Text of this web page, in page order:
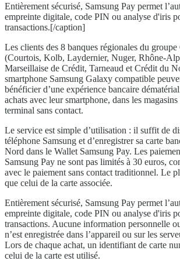
Entièrement sécurisé, Samsung Pay permet
empreinte digitale, code PIN ou analyse d'iris
transactions.[/caption]
Les clients des 8 banques régionales du
(Courtois, Kolb, Laydernier, Nuger, Rhône-
Marseillaise de Crédit, Tarneaud et Crédit du
smartphone Samsung Galaxy compatible
bénéficier d’une expérience bancaire
achats avec leur smartphone, dans les magasins
terminal sans contact.
Le service est simple d’utilisation : il suffit de
téléphone Samsung et d’enregistrer sa carte
Nord dans le Wallet Samsung Pay. Les
Samsung Pay ne sont pas limités à 30 euros,
avec le paiement sans contact traditionnel. Le
que celui de la carte associée.
Entièrement sécurisé, Samsung Pay permet
empreinte digitale, code PIN ou analyse d'iris
transactions. Aucune information personnelle
n’est enregistrée dans l’appareil ou sur les
Lors de chaque achat, un identifiant de carte
celui de la carte est utilisé.